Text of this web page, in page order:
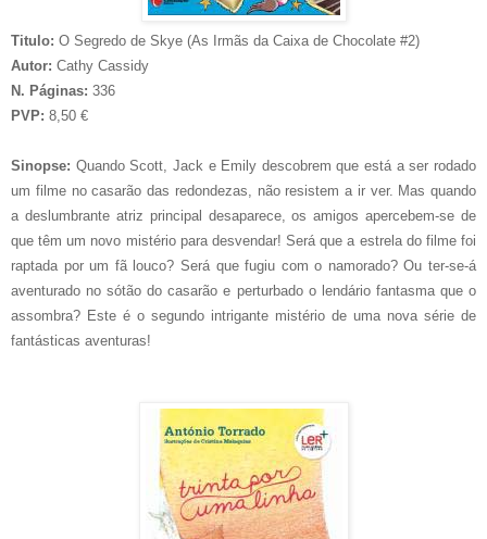
Titulo: O Segredo de Skye (As Irmãs da Caixa de Chocolate #2)
Autor: Cathy Cassidy
N. Páginas: 336
PVP: 8,50 €
Sinopse: Quando Scott, Jack e Emily descobrem que está a ser rodado
um filme no casarão das redondezas, não resistem a ir ver. Mas quando
a deslumbrante atriz principal desaparece, os amigos apercebem-se de
que têm um novo mistério para desvendar! Será que a estrela do filme foi
raptada por um fã louco? Será que fugiu com o namorado? Ou ter-se-á
aventurado no sótão do casarão e perturbado o lendário fantasma que o
assombra? Este é o segundo intrigante mistério de uma nova série de
fantásticas aventuras!